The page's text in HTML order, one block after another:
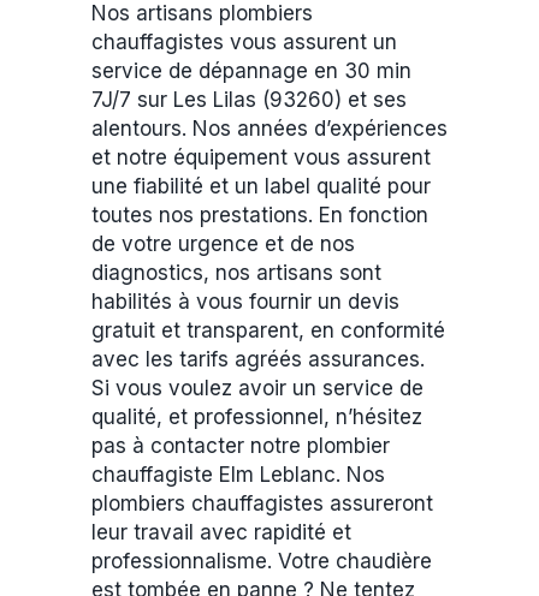
Nos artisans plombiers
chauffagistes vous assurent un
service de dépannage en 30 min
7J/7 sur Les Lilas (93260) et ses
alentours. Nos années d’expériences
et notre équipement vous assurent
une fiabilité et un label qualité pour
toutes nos prestations. En fonction
de votre urgence et de nos
diagnostics, nos artisans sont
habilités à vous fournir un devis
gratuit et transparent, en conformité
avec les tarifs agréés assurances.
Si vous voulez avoir un service de
qualité, et professionnel, n’hésitez
pas à contacter notre plombier
chauffagiste Elm Leblanc. Nos
plombiers chauffagistes assureront
leur travail avec rapidité et
professionnalisme. Votre chaudière
est tombée en panne ? Ne tentez